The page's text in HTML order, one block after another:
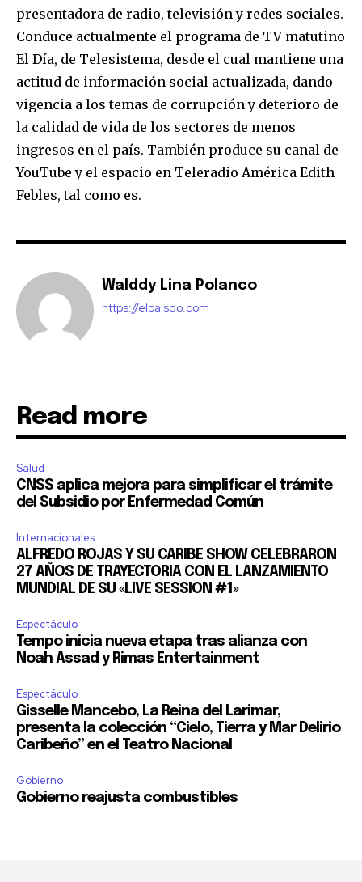
presentadora de radio, televisión y redes sociales.
Conduce actualmente el programa de TV matutino
El Día, de Telesistema, desde el cual mantiene una
actitud de información social actualizada, dando
vigencia a los temas de corrupción y deterioro de
la calidad de vida de los sectores de menos
ingresos en el país. También produce su canal de
YouTube y el espacio en Teleradio América Edith
Febles, tal como es.
Walddy Lina Polanco
https://elpaisdo.com
Read more
Salud
CNSS aplica mejora para simplificar el trámite
del Subsidio por Enfermedad Común
Internacionales
ALFREDO ROJAS Y SU CARIBE SHOW CELEBRARON
27 AÑOS DE TRAYECTORIA CON EL LANZAMIENTO
MUNDIAL DE SU «LIVE SESSION #1»
Espectáculo
Tempo inicia nueva etapa tras alianza con
Noah Assad y Rimas Entertainment
Espectáculo
Gisselle Mancebo, La Reina del Larimar,
presenta la colección “Cielo, Tierra y Mar Delirio
Caribeño” en el Teatro Nacional
Gobierno
Gobierno reajusta combustibles